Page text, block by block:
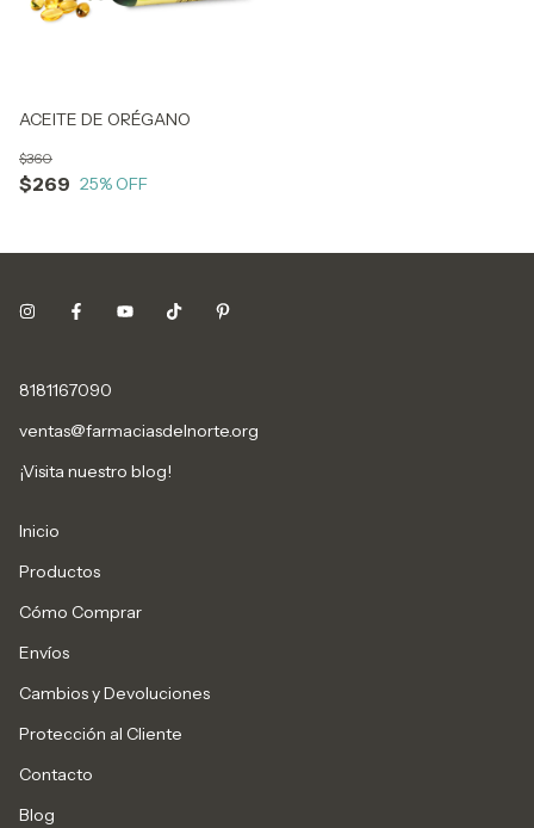
ACEITE DE ORÉGANO
$269
$360
25% OFF
8181167090
ventas@farmaciasdelnorte.org
¡Visita nuestro blog!
Inicio
Productos
Cómo Comprar
Envíos
Cambios y Devoluciones
Protección al Cliente
Contacto
Blog